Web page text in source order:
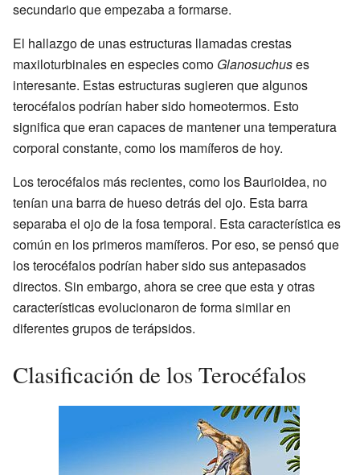
secundario que empezaba a formarse.
El hallazgo de unas estructuras llamadas crestas
maxiloturbinales en especies como Glanosuchuses
interesante. Estas estructuras sugieren que algunos
terocéfalos podrían haber sido homeotermos. Esto
significa que eran capaces de mantener una temperatura
corporal constante, como los mamíferos de hoy.
Los terocéfalos más recientes, como los Baurioidea, no
tenían una barra de hueso detrás del ojo. Esta barra
separaba el ojo de la fosa temporal. Esta característica es
común en los primeros mamíferos. Por eso, se pensó que
los terocéfalos podrían haber sido sus antepasados
directos. Sin embargo, ahora se cree que esta y otras
características evolucionaron de forma similar en
diferentes grupos de terápsidos.
Clasificación de los Terocéfalos